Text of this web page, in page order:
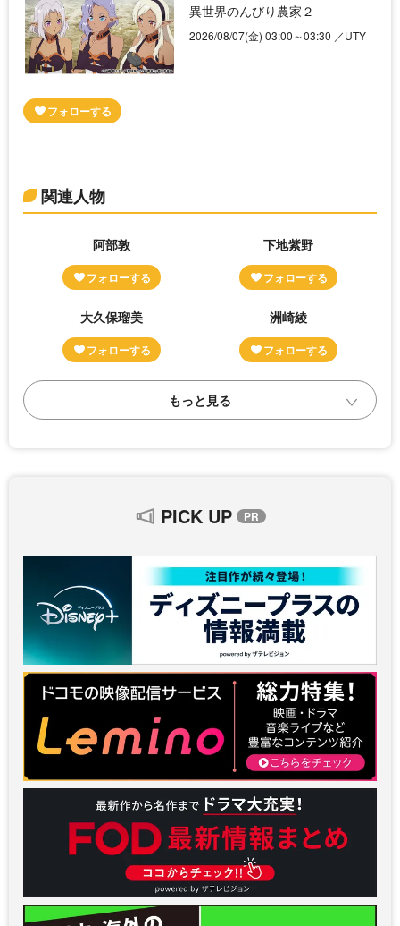
異世界のんびり農家２
2026/08/07(金) 03:00～03:30 ／UTY
関連人物
阿部敦 下地紫野
大久保瑠美 洲崎綾
PICK UP